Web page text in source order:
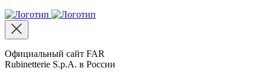
Официальный сайт FAR
Rubinetterie S.p.A. в России